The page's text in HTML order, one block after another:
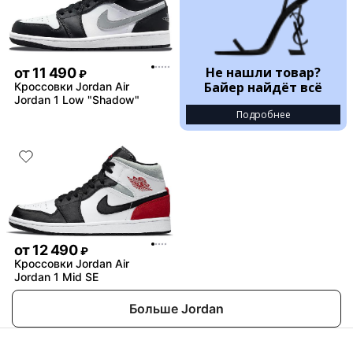
от11 490 ₽
Кроссовки Jordan Air
Jordan 1 Low "Shadow"
Не нашли товар?
Байер найдёт всё
Подробнее
от12 490 ₽
Кроссовки Jordan Air
Jordan 1 Mid SE
Больше Jordan